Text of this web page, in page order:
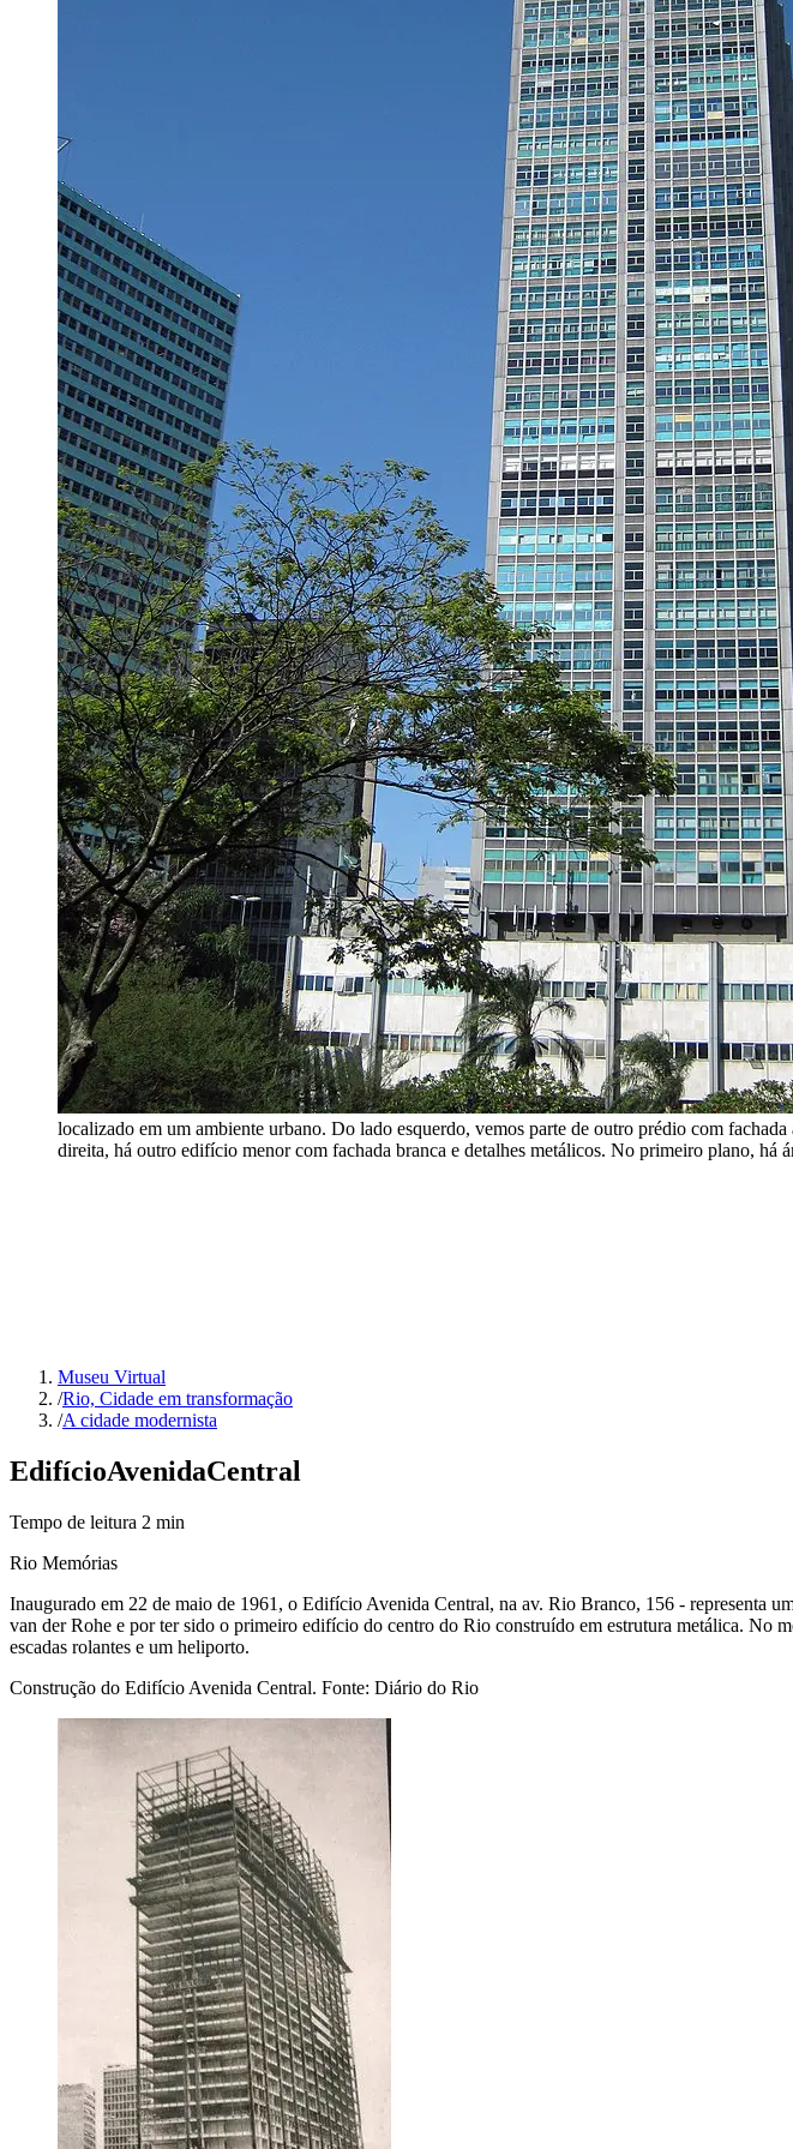
localizado em um ambiente urbano. Do lado esquerdo, vemos parte de outro prédio com
direita, há outro edifício menor com fachada branca e detalhes metálicos. No primeiro plano, há
Museu Virtual
/Rio, Cidade em transformação
/A cidade modernista
EdifícioAvenidaCentral
Tempo de leitura 2 min
Rio Memórias
Inaugurado em 22 de maio de 1961, o Edifício Avenida Central, na av. Rio Branco, 156 - representa
van der Rohe e por ter sido o primeiro edifício do centro do Rio construído em estrutura metálica. No
escadas rolantes e um heliporto.
Construção do Edifício Avenida Central. Fonte: Diário do Rio